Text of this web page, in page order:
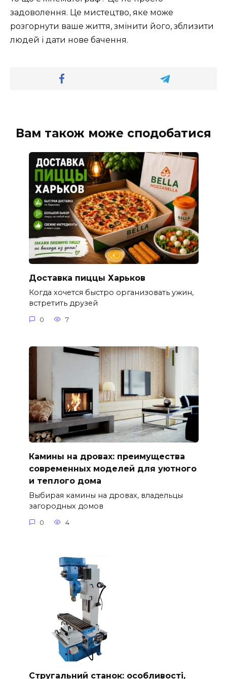
задоволення. Це мистецтво, яке може
розгорнути ваше життя, змінити його, зблизити
людей і дати нове бачення.
Вам також може сподобатися
Доставка пиццы Харьков
Когда хочется быстро организовать ужин,
встретить друзей
0 7
Камины на дровах: преимущества
современных моделей для уютного
и теплого дома
Выбирая камины на дровах, владельцы
загородных домов
0 4
Стругальний станок: особливості,